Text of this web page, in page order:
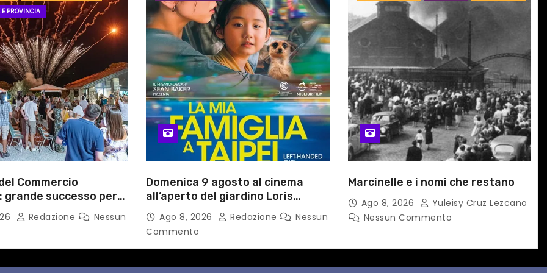
E PROVINCIA
Commercio
grande successo per
delle imprese del
Redazione
Nessun
Domenica 9 agosto al cinema
all’aperto del giardino Loris
Fortuna LA MIA FAMIGLIA A TAIPEI
Ago 8, 2026 Redazione
Nessun
Commento
Marcinelle e i nomi che restano
Ago 8, 2026
Yuleisy Cruz Lezcano
Nessun Commento